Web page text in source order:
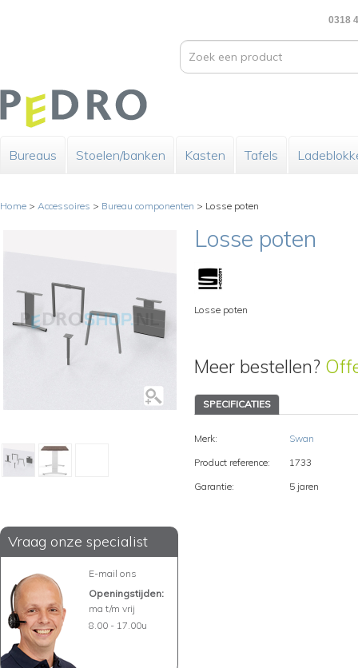
0318
Bureaus Stoelen/banken Kasten Tafels
Home > Accessoires > Bureau componenten > Losse poten
Vraag onze specialist
E-mail ons
Openingstijden:
ma t/m vrij
8.00 - 17.00u
Losse poten
Losse poten
Meer bestellen?
SPECIFICATIES
Merk:
Swan
Product reference:
1733
Garantie:
5 jaren